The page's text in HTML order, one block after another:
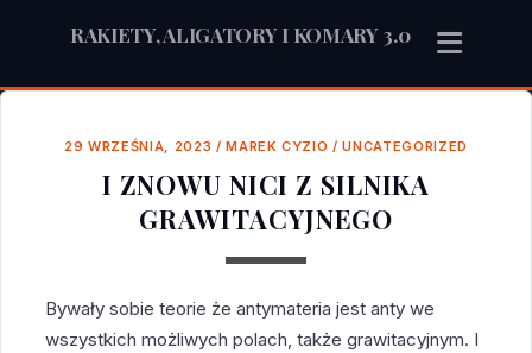
RAKIETY, ALIGATORY I KOMARY 3.0
29 WRZEŚNIA, 2023 /MAREK CYZIO /UNCATEGORIZED
I ZNOWU NICI Z SILNIKA
GRAWITACYJNEGO
Bywały sobie teorie że antymateria jest anty we
wszystkich możliwych polach, także grawitacyjnym. I